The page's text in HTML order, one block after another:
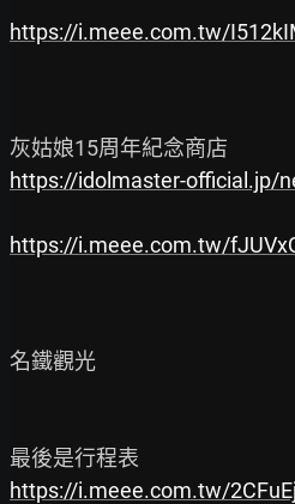
https://i.meee.com.tw/
https://idolmaster-official.jp/
https://i.meee.com.tw/
名鐵觀光
https://i.meee.com.tw/